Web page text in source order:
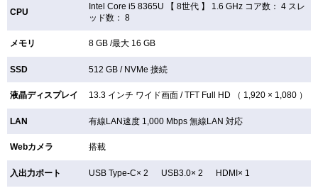
CPU
Intel Core i5 8365U 【8世代 】 1.6 GHz コア数： 4 スレ
ッド数： 8
メモリ 8 GB /最大 16 GB
SSD 512 GB / NVMe 接続
液晶ディスプレイ 13.3 インチ ワイド画面 /TFT Full HD （ 1,920 × 1,080 ）
LAN 有線LAN速度 1,000 Mbps 無線LAN対応
Webカメラ 搭載
入出力ポート USB Type-C× 2 USB3.0× 2 HDMI× 1